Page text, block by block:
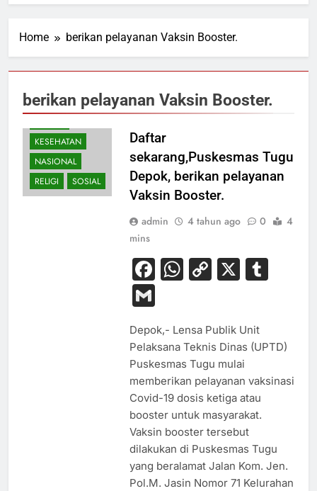
Home berikan pelayanan Vaksin Booster.
berikan pelayanan Vaksin Booster.
KESEHATAN
NASIONAL
RELIGI
SOSIAL
Daftar
sekarang,Puskesmas Tugu
Depok, berikan pelayanan
Vaksin Booster.
admin 4 tahun ago 0
4
mins
Facebook
WhatsApp
Copy
X
Gmail
Depok,- Lensa Publik Unit
Pelaksana Teknis Dinas (UPTD)
Puskesmas Tugu mulai
memberikan pelayanan vaksinasi
Covid-19 dosis ketiga atau
booster untuk masyarakat.
Vaksin booster tersebut
dilakukan di Puskesmas Tugu
yang beralamat Jalan Kom. Jen.
Pol.M. Jasin Nomor 71 Kelurahan